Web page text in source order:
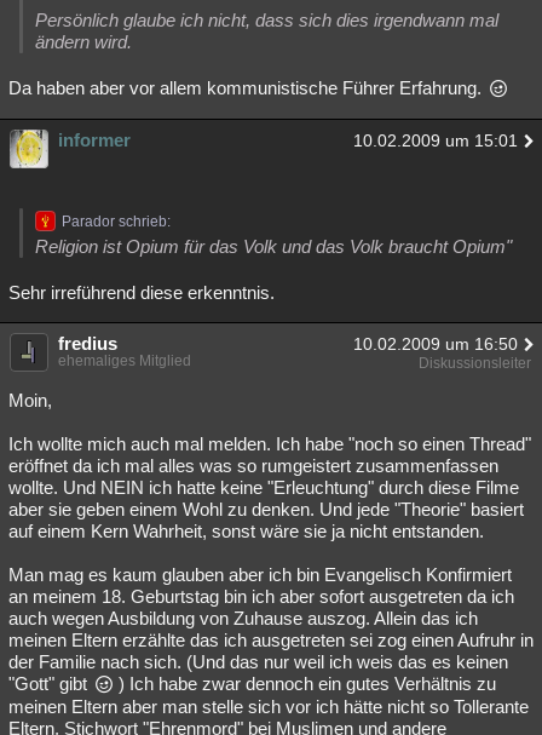
Persönlich glaube ich nicht, dass sich dies irgendwann mal
ändern wird.
Da haben aber vor allem kommunistische Führer Erfahrung.
informer 10.02.2009 um 15:01
Parador schrieb:
Religion ist Opium für das Volk und das Volk braucht Opium"
Sehr irreführend diese erkenntnis.
fredius 10.02.2009 um 16:50
ehemaliges Mitglied Diskussionsleiter
Moin,
Ich wollte mich auch mal melden. Ich habe "noch so einen Thread"
eröffnet da ich mal alles was so rumgeistert zusammenfassen
wollte. Und NEIN ich hatte keine "Erleuchtung" durch diese Filme
aber sie geben einem Wohl zu denken. Und jede "Theorie" basiert
auf einem Kern Wahrheit, sonst wäre sie ja nicht entstanden.
Man mag es kaum glauben aber ich bin Evangelisch Konfirmiert
an meinem 18. Geburtstag bin ich aber sofort ausgetreten da ich
auch wegen Ausbildung von Zuhause auszog. Allein das ich
meinen Eltern erzählte das ich ausgetreten sei zog einen Aufruhr in
der Familie nach sich. (Und das nur weil ich weis das es keinen
"Gott" gibt
) Ich habe zwar dennoch ein gutes Verhältnis zu
meinen Eltern aber man stelle sich vor ich hätte nicht so Tollerante
Eltern. Stichwort "Ehrenmord" bei Muslimen und andere